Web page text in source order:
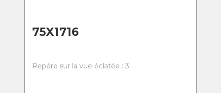
75X1716
Repère sur la vue éclatée : 3